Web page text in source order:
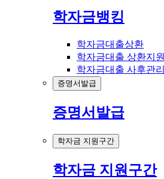
학자금뱅킹
학자금대출상환
학자금대출 상환지원
학자금대출 사후관리
증명서발급
증명서발급
학자금 지원구간
학자금 지원구간